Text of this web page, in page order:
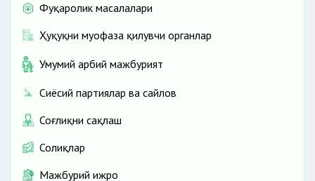
Фуқаролик масалалари
Ҳуқуқни муҳофаза қилувчи органлар
Умумий ҳарбий мажбурият
Сиёсий партиялар ва сайлов
Соғлиқни сақлаш
Солиқлар
Мажбурий ижро